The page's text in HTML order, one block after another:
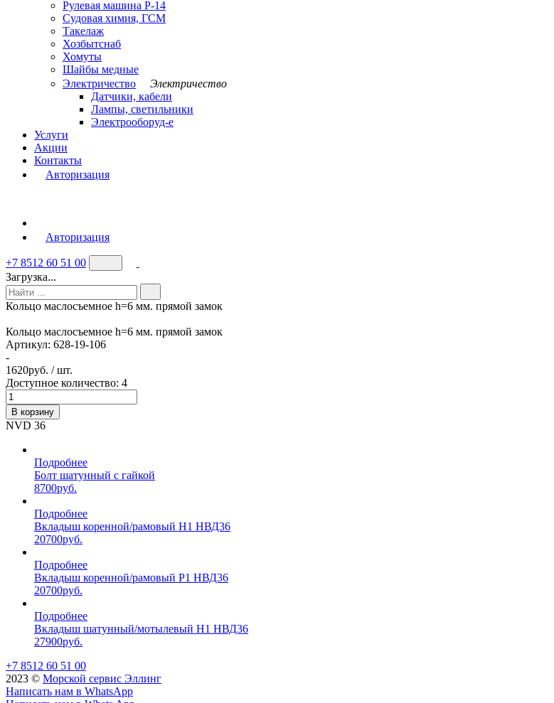
Рулевая машина Р-14
Судовая химия, ГСМ
Такелаж
Хозбытснаб
Хомуты
Шайбы медные
Электричество
Электричество
Датчики, кабели
Лампы, светильники
Электрооборуд-е
Услуги
Акции
Контакты
Авторизация
Авторизация
+7 8512 60 51 00
Загрузка...
Кольцо маслосъемное h=6 мм. прямой замок
Кольцо маслосъемное h=6 мм. прямой замок
Артикул: 628-19-106
-
1620руб. / шт.
Доступное количество: 4
В корзину
NVD 36
Подробнее
Болт шатунный с гайкой
8700руб.
Подробнее
Вкладыш коренной/рамовый Н1 НВД36
20700руб.
Подробнее
Вкладыш коренной/рамовый Р1 НВД36
20700руб.
Подробнее
Вкладыш шатунный/мотылевый Н1 НВД36
27900руб.
+7 8512 60 51 00
2023 ©️ Морской сервис Эллинг
Написать нам в WhatsApp